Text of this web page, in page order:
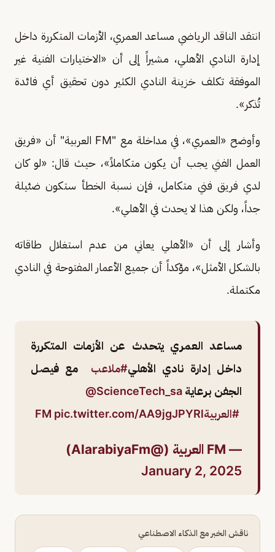
انتقد الناقد الرياضي مساعد العمري، الأزمات المتكررة داخل
إدارة النادي الأهلي، مشيراً إلى أن «الاختيارات الفنية غير
الموفقة تكلف خزينة النادي الكثير دون تحقيق أي فائدة
تُذكر».
وأوضح «العمري»، في مداخلة مع "FM العربية" أن «فريق
العمل الفني يجب أن يكون متكاملاً»، حيث قال: «لو كان
لدي فريق فني متكامل، فإن نسبة الخطأ ستكون ضئيلة
جداً، ولكن هذا لا يحدث في الأهلي».
وأشار إلى أن «الأهلي يعاني من عدم استغلال طاقاته
بالشكل الأمثل»، مؤكداً أن جميع الأعمار المفتوحة في النادي
مكتملة.
مساعد العمري يتحدث عن الأزمات المتكررة
داخل إدارة نادي الأهلي#ملاعب ⁩ مع فيصل
الجفن برعاية ⁦ @ScienceTech_sa
#العربيةFMpic.twitter.com/AA9jgJPYRl
— FM العربية (@AlarabiyaFm)
January 2, 2025
ناقش الخبر مع الذكاء الاصطناعي